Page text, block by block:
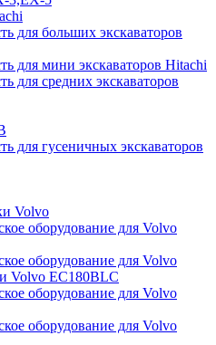
для больших экскаваторов
для мини экскаваторов Hitachi
для средних экскаваторов
для гусеничных экскаваторов
Volvo
оборудование для Volvo
оборудование для Volvo
Volvo EC180BLC
оборудование для Volvo
оборудование для Volvo